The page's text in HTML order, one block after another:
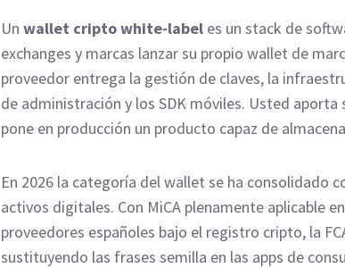
Unwallet cripto white-label es un stack de
exchanges y marcas lanzar su propio wallet de
proveedor entrega la gestión de claves, la
de administración y los SDK móviles. Usted
pone en producción un producto capaz de
En 2026 la categoría del wallet se ha consolidado
activos digitales. Con MiCA plenamente aplicable
proveedores españoles bajo el registro cripto, la
sustituyendo las frases semilla en las apps de